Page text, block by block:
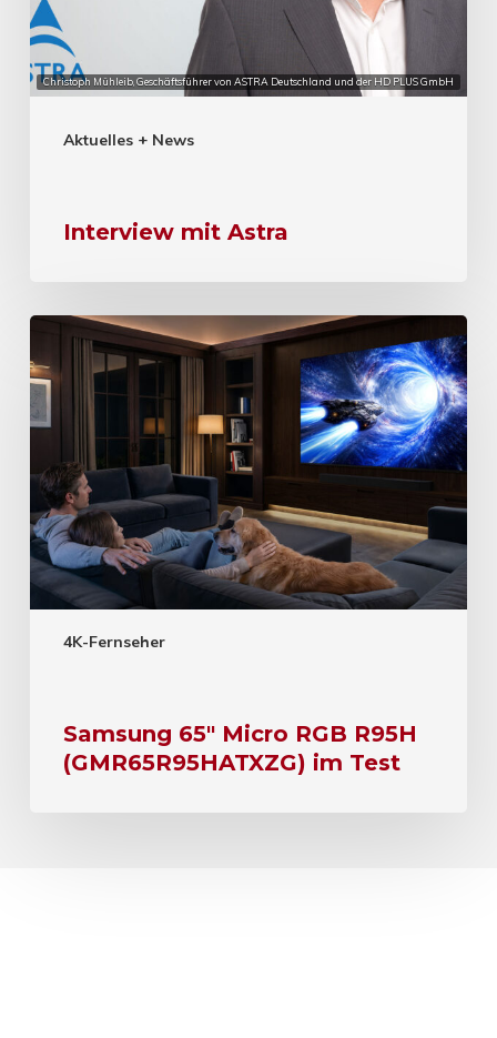
Christoph Mühleib, Geschäftsführer von ASTRA Deutschland und der HD PLUS GmbH
Aktuelles + News
Interview mit Astra
4K-Fernseher
Samsung 65″ Micro RGB R95H
(GMR65R95HATXZG) im Test